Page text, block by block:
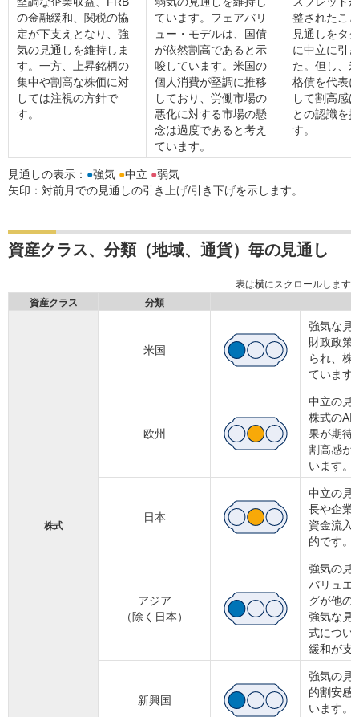
の金融緩和、関税の協
定が下支えとなり、強
気の見通しを維持しま
す。一方、上昇銘柄の
集中や割高な株価に対
しては注視の方針で
す。
ています。フェアバリ
ュー・モデルは、国債
が依然割高であると示
唆しています。米国の
個人消費が堅調に推移
しており、労働市場の
悪化に対する市場の懸
念は過度であると考え
ています。
整されたこ
見通しをタ
に中立に引
た。但し、
格債を代表
して割高感
との認識を
す。
見通しの表示： ●強気 ●中立 ●弱気
矢印：対前月での見通しの引き上げ/引き下げを示します。
資産クラス、分類（地域、通貨）毎の見通し
資産クラス 分類
株式
米国
強気な見
財政政策
られ、株
ています
欧州
中立の見
株式のAI
果が期待
割高感が
います。
日本
中立の見
長や企業
資金流入
的です。
アジア
（除く日本）
強気の見
バリュエ
グが他の
強気な見
式につい
緩和が支
新興国
強気の見
的割安感
います。